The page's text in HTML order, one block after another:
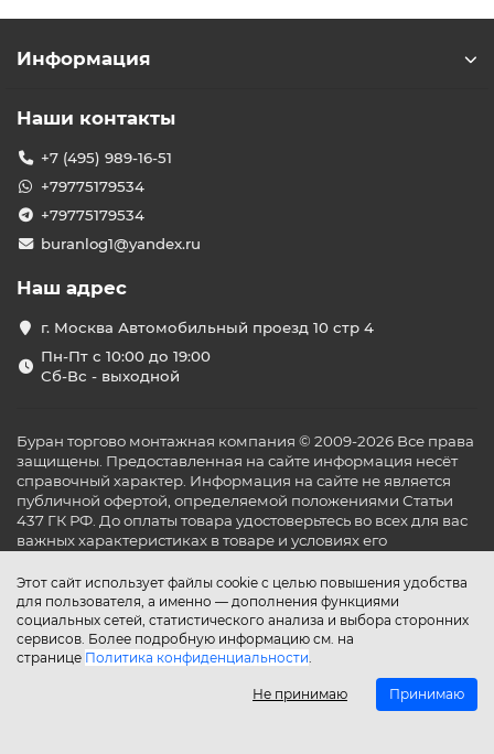
Этот сайт использует файлы cookie с целью повышения удобства
для пользователя, а именно — дополнения функциями
социальных сетей, статистического анализа и выбора сторонних
сервисов. Более подробную информацию см. на
странице Политика конфиденциальности.
Не принимаю Принимаю
Информация
Наши контакты
+7 (495) 989-16-51
+79775179534
+79775179534
buranlog1@yandex.ru
Наш адрес
г. Москва Автомобильный проезд 10 стр 4
Пн-Пт с 10:00 до 19:00
Сб-Вс - выходной
Буран торгово монтажная компания © 2009-2026 Все права
защищены. Предоставленная на сайте информация несёт
справочный характер. Информация на сайте не является
публичной офертой, определяемой положениями Статьи
437 ГК РФ. До оплаты товара удостоверьтесь во всех для вас
важных характеристиках в товаре и условиях его